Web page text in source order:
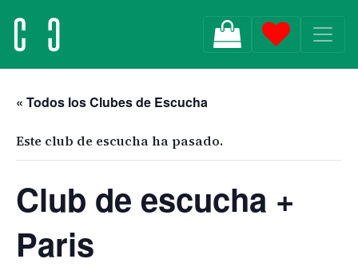
MAIN NAVIGATION
« Todos los Clubes de Escucha
Este club de escucha ha pasado.
Club de escucha +
Paris